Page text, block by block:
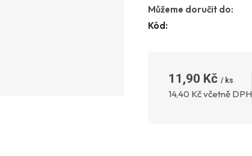
Můžeme doručit do:
Kód:
11,90 Kč
14,40 Kč včetně DPH